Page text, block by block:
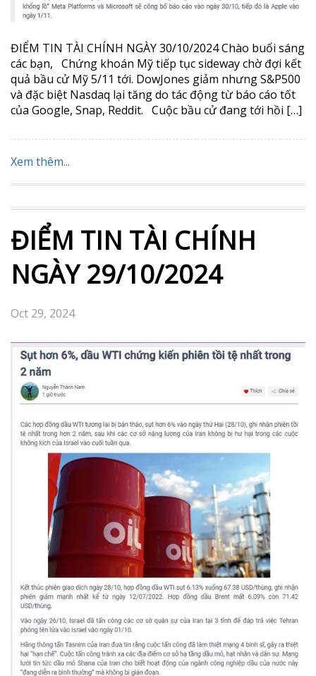
ĐIỂM TIN TÀI CHÍNH NGÀY 30/10/2024 Chào buổi sáng
các bạn, Chứng khoán Mỹ tiếp tục sideway chờ đợi kết
quả bầu cử Mỹ 5/11 tới. DowJones giảm nhưng S&P500
và đặc biệt Nasdaq lại tăng do tác động từ báo cáo tốt
của Google, Snap, Reddit. Cuộc bầu cử đang tới hồi […]
Xem thêm...
ĐIỂM TIN TÀI CHÍNH
NGÀY 29/10/2024
Oct 29, 2024